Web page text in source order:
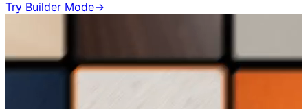
Try Builder Mode→